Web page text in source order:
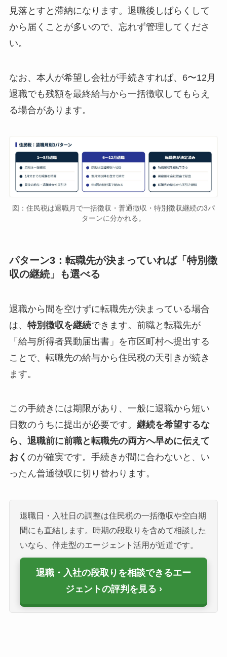
見落とすと滞納になります。退職後しばらくして
から届くことが多いので、忘れず管理してくださ
い。
なお、本人が希望し会社が手続きすれば、6〜12月
退職でも残額を最終給与から一括徴収してもらえ
る場合があります。
図：住民税は退職月で一括徴収・普通徴収・特別徴収継続の3パ
ターンに分かれる。
パターン3：転職先が決まっていれば「特別徴
収の継続」も選べる
退職から間を空けずに転職先が決まっている場合
は、 特別徴収を継続できます。前職と転職先が
「給与所得者異動届出書」を市区町村へ提出する
ことで、転職先の給与から住民税の天引きが続き
ます。
この手続きには期限があり、一般に退職から短い
日数のうちに提出が必要です。 継続を希望するな
ら、退職前に前職と転職先の両方へ早めに伝えて
おく のが確実です。手続きが間に合わないと、い
ったん普通徴収に切り替わります。
退職日・入社日の調整は住民税の一括徴収や空白期
間にも直結します。時期の段取りを含めて相談した
いなら、伴走型のエージェント活用が近道です。
退職・入社の段取りを相談できるエー
ジェントの評判を見る